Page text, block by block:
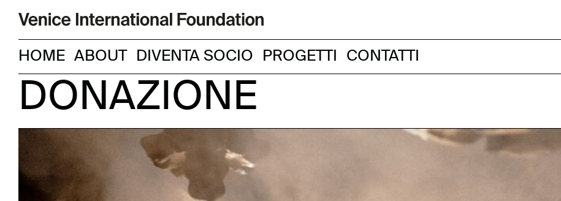
HOME ABOUT DIVENTA SOCIO PROGETTI CONTATTI
DONAZIONE